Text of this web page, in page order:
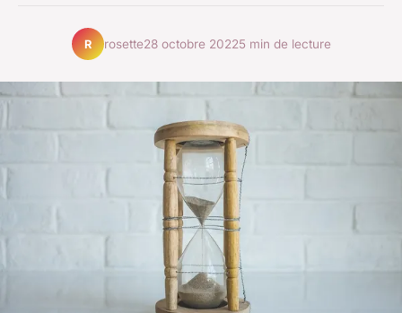
R rosette28 octobre 20225 min de lecture